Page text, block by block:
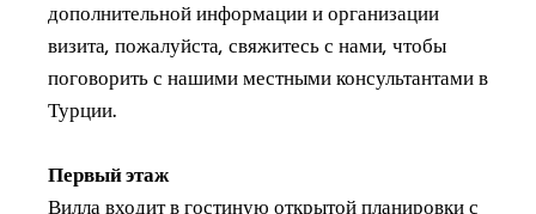
дополнительной информации и организации
визита, пожалуйста, свяжитесь с нами, чтобы
поговорить с нашими местными консультантами в
Турции.
Первый этаж
Вилла входит в гостиную открытой планировки с